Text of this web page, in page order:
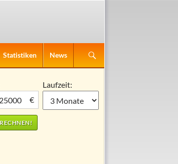
Statistiken News
€
Laufzeit: